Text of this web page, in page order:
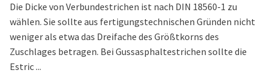
Die Dicke von Verbundestrichen ist nach DIN 18560-1 zu
wählen. Sie sollte aus fertigungstechnischen Gründen nicht
weniger als etwa das Dreifache des Größtkorns des
Zuschlages betragen. Bei Gussasphaltestrichen sollte die
Estric ...